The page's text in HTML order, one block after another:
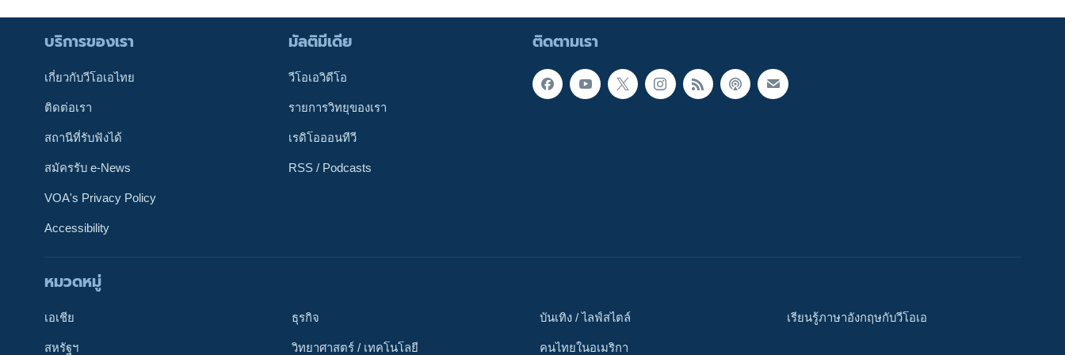
ติดตามเรา
ติดตามเรา
บริการของเรา
เกี่ยวกับวีโอเอไทย
ติดต่อเรา
สถานีที่รับฟังได้
สมัครรับ e-News
VOA's Privacy Policy
Accessibility
มัลติมีเดีย
วีโอเอวิดีโอ
รายการวิทยุของเรา
เรดิโอออนทีวี
RSS / Podcasts
หมวดหมู่
เอเชีย
สหรัฐฯ
ธุรกิจ
วิทยาศาสตร์ / เทคโนโลยี
บันเทิง / ไลฟ์สไตล์
คนไทยในอเมริกา
เรียนรู้ภาษาอังกฤษกับวีโอเอ